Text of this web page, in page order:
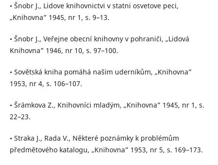
• Šnobr J., Lidove knihovnictvi v statni osvetove peci,
„Knihovna” 1945, nr 1, s. 9–13.
• Šnobr J., Veřejne obecní knihovny v pohraniči, „Lidová
Knihovna” 1946, nr 10, s. 97–100.
• Sovětská kniha pomáhá našim uderníkům, „Knihovna”
1953, nr 4, s. 106–107.
• Šrámkova Z., Knihovníci mladým, „Knihovna” 1945, nr 1, s.
22–23.
• Straka J., Rada V., Některé poznámky k problémům
předmětového katalogu, „Knihovna” 1953, nr 5, s. 169–173.